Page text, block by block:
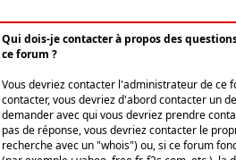
Qui dois-je contacter à propos des
ce forum ?
Vous devriez contacter l'administrateur de ce
contacter, vous devriez d'abord contacter un
demander avec qui vous devriez prendre
pas de réponse, vous devriez contacter le
recherche avec un "whois") ou, si ce forum